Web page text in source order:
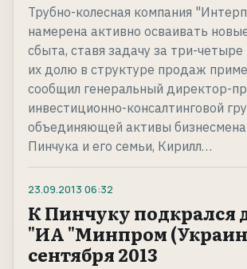
Трубно-колесная компания
намерена активно осваивать
сбыта, ставя задачу за три-
их долю в структуре продаж
сообщил генеральный директор-
инвестиционно-консалтинговой
объединяющей активы
Пинчука и его семьи, Кирилл…
23.09.2013 06:32
К Пинчуку подкрался
"ИА "Минпром
сентября 2013